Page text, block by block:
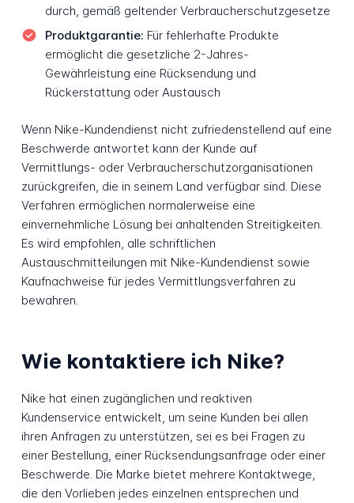
durch, gemäß geltender Verbraucherschutzgesetze
Produktgarantie: Für fehlerhafte Produkte
ermöglicht die gesetzliche 2-Jahres-
Gewährleistung eine Rücksendung und
Rückerstattung oder Austausch
Wenn Nike-Kundendienst nicht zufriedenstellend auf eine
Beschwerde antwortet kann der Kunde auf
Vermittlungs- oder Verbraucherschutzorganisationen
zurückgreifen, die in seinem Land verfügbar sind. Diese
Verfahren ermöglichen normalerweise eine
einvernehmliche Lösung bei anhaltenden Streitigkeiten.
Es wird empfohlen, alle schriftlichen
Austauschmitteilungen mit Nike-Kundendienst sowie
Kaufnachweise für jedes Vermittlungsverfahren zu
bewahren.
Wie kontaktiere ich Nike?
Nike hat einen zugänglichen und reaktiven
Kundenservice entwickelt, um seine Kunden bei allen
ihren Anfragen zu unterstützen, sei es bei Fragen zu
einer Bestellung, einer Rücksendungsanfrage oder einer
Beschwerde. Die Marke bietet mehrere Kontaktwege,
die den Vorlieben jedes einzelnen entsprechen und